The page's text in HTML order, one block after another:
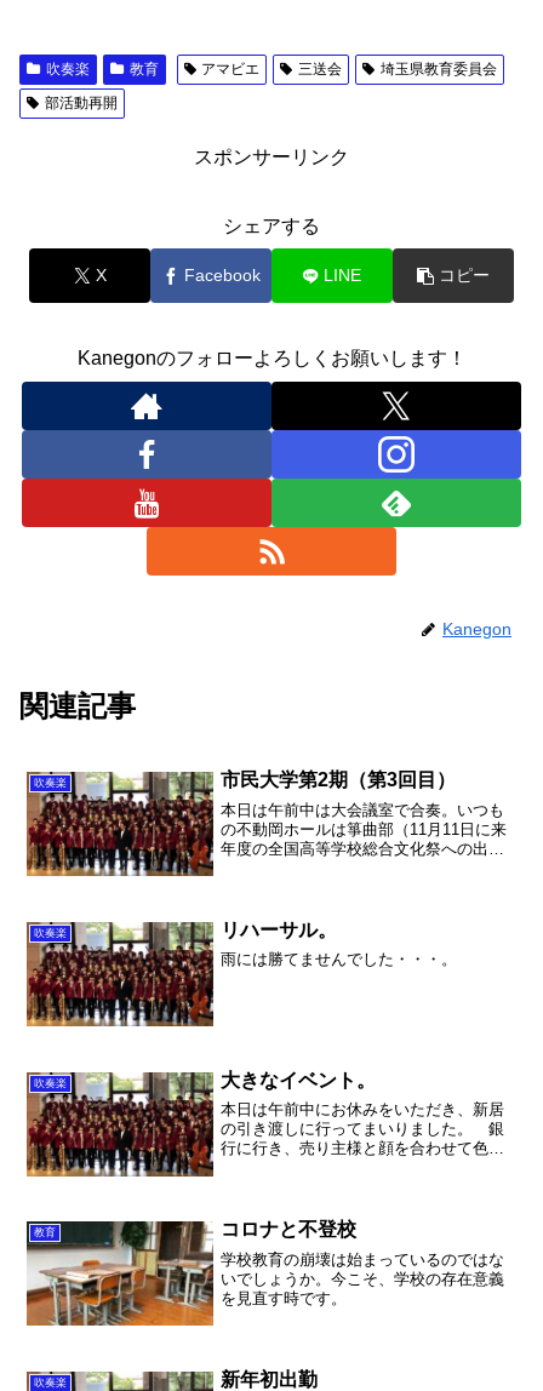
吹奏楽 教育 アマビエ 三送会
埼玉県教育委員会
部活動再開
スポンサーリンク
シェアする
X Facebook LINE コピー
Kanegonのフォローよろしくお願いします！
Kanegon
関連記事
吹奏楽 市民大学第2期（第3回目）
本日は午前中は大会議室で合奏。いつも
の不動岡ホールは箏曲部（11月11日に来
年度の全国高等学校総合文化祭への出場
は記念館へ移動。荷物...
吹奏楽 リハーサル。
雨には勝てませんでした・・・。
吹奏楽 大きなイベント。
本日は午前中にお休みをいただき、新居
の引き渡しに行ってまいりました。 銀
行に行き、売り主様と顔を合わせて色々
定、リフォーム、最大の山場...
教育 コロナと不登校
学校教育の崩壊は始まっているのではな
いでしょうか。今こそ、学校の存在意義
を見直す時です。
吹奏楽 新年初出勤